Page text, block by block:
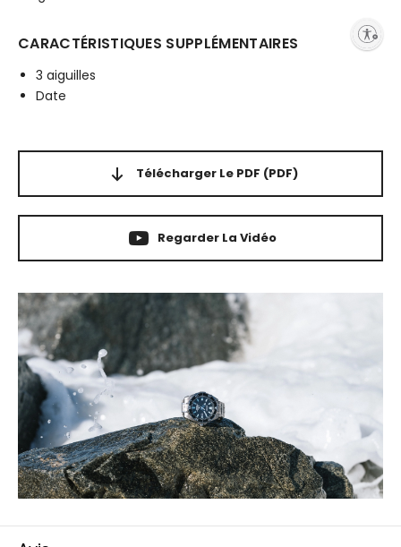
Enable accessibility
CARACTÉRISTIQUES SUPPLÉMENTAIRES
3 aiguilles
Date
Télécharger Le PDF (PDF)
Regarder La Vidéo